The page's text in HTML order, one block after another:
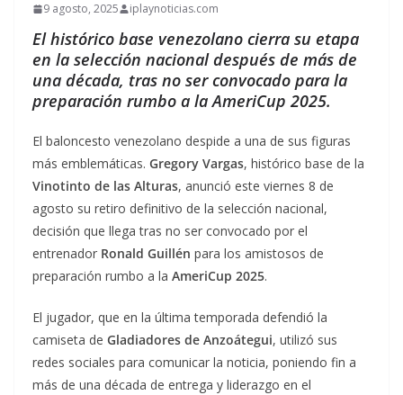
9 agosto, 2025 iplaynoticias.com
El histórico base venezolano cierra su etapa
en la selección nacional después de más de
una década, tras no ser convocado para la
preparación rumbo a la AmeriCup 2025.
El baloncesto venezolano despide a una de sus figuras
más emblemáticas. Gregory Vargas, histórico base de la
Vinotinto de las Alturas, anunció este viernes 8 de
agosto su retiro definitivo de la selección nacional,
decisión que llega tras no ser convocado por el
entrenador Ronald Guillén para los amistosos de
preparación rumbo a la AmeriCup 2025.
El jugador, que en la última temporada defendió la
camiseta de Gladiadores de Anzoátegui, utilizó sus
redes sociales para comunicar la noticia, poniendo fin a
más de una década de entrega y liderazgo en el